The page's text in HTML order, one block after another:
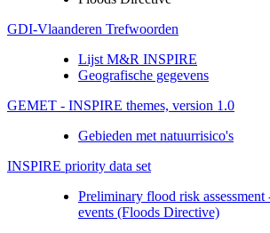
GDI-Vlaanderen Trefwoorden
Lijst M&R INSPIRE
Geografische gegevens
GEMET - INSPIRE themes, version 1.0
Gebieden met natuurrisico's
INSPIRE priority data set
Preliminary flood risk
events (Floods Directive)